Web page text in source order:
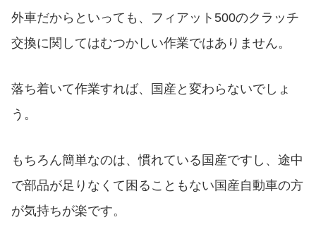
外車だからといっても、フィアット500のクラッチ
交換に関してはむつかしい作業ではありません。
落ち着いて作業すれば、国産と変わらないでしょ
う。
もちろん簡単なのは、慣れている国産ですし、途中
で部品が足りなくて困ることもない国産自動車の方
が気持ちが楽です。